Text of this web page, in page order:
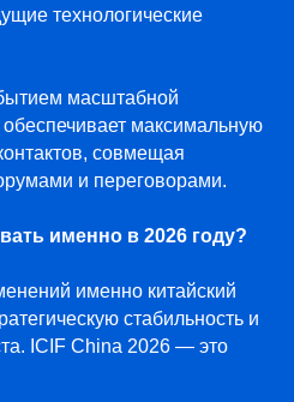
технологические
масштабной
максимальную
совмещая
и переговорами.
именно в 2026 году?
именно китайский
стабильность и
ICIF China 2026 — это